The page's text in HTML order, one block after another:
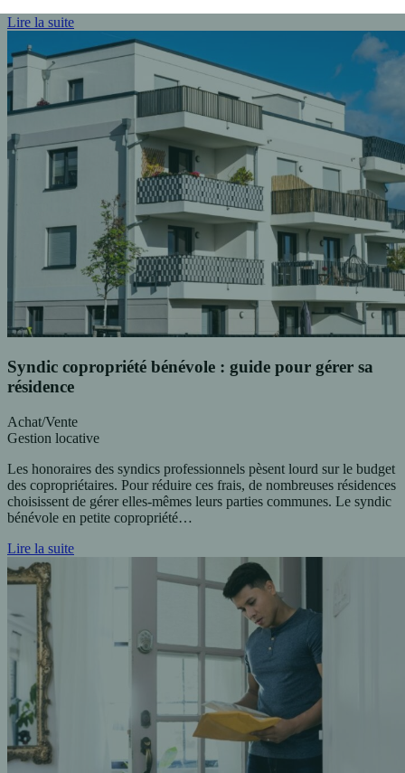
Lire la suite
Syndic copropriété bénévole : guide pour gérer sa
résidence
Achat/Vente
Gestion locative
Les honoraires des syndics professionnels pèsent lourd sur le budget
des copropriétaires. Pour réduire ces frais, de nombreuses résidences
choisissent de gérer elles-mêmes leurs parties communes. Le syndic
bénévole en petite copropriété…
Lire la suite